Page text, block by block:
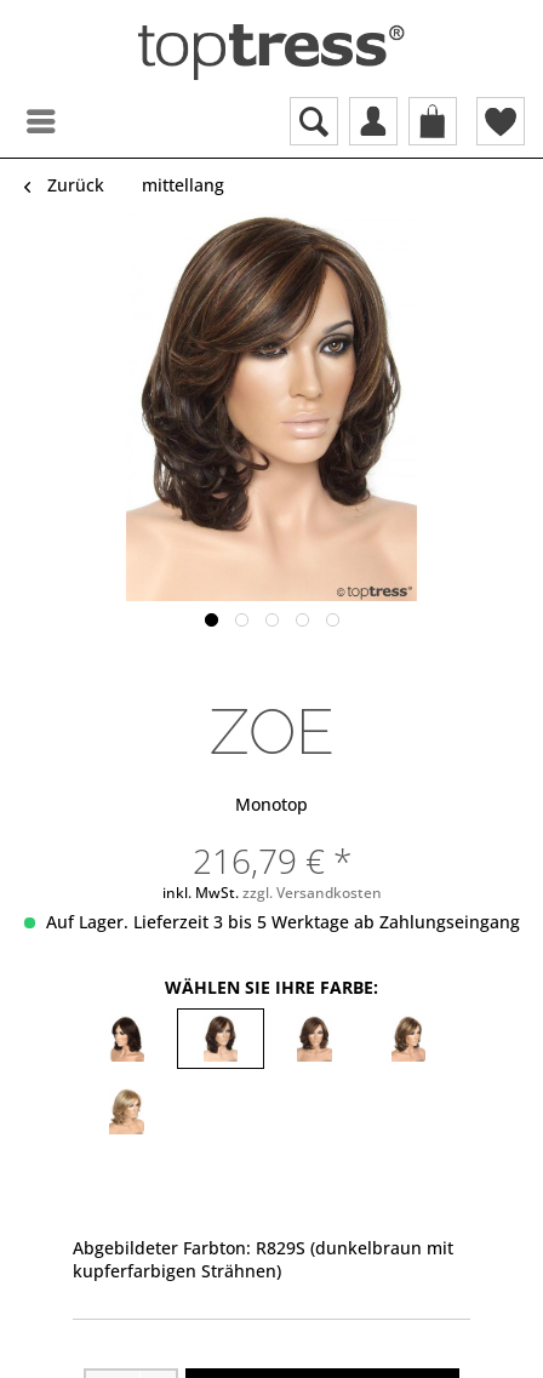
Zurück mittellang
ZOE
Monotop
216,79 € *
inkl. MwSt.zzgl. Versandkosten
Auf Lager. Lieferzeit 3 bis 5 Werktage ab Zahlungseingang
WÄHLEN SIE IHRE FARBE:
Abgebildeter Farbton: R829S (dunkelbraun mit
kupferfarbigen Strähnen)